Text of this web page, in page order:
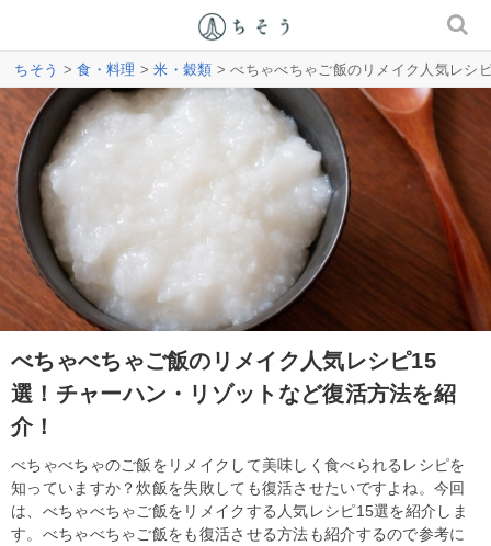
ちそう >食・料理 >米・穀類 > べちゃべちゃご飯のリメイク人気レシ
べちゃべちゃご飯のリメイク人気レシピ15
選！チャーハン・リゾットなど復活方法を紹
介！
べちゃべちゃのご飯をリメイクして美味しく食べられるレシピを
知っていますか？炊飯を失敗しても復活させたいですよね。今回
は、べちゃべちゃご飯をリメイクする人気レシピ15選を紹介しま
す。べちゃべちゃご飯をも復活させる方法も紹介するので参考に